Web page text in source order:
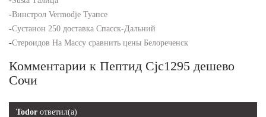
-Винстрол Vermodje Туапсе
-Сустанон 250 доставка Спасск-Дальний
-Стероидов На Массу сравнить цены Белореченск
Комментарии к Пептид Cjc1295 дешево
Сочи
Todor ответил(а)